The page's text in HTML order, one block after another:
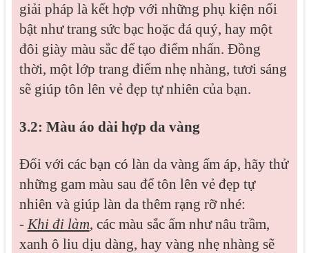
giải pháp là kết hợp với những phụ kiện nổi
bật như trang sức bạc hoặc đá quý, hay một
đôi giày màu sắc để tạo điểm nhấn. Đồng
thời, một lớp trang điểm nhẹ nhàng, tươi sáng
sẽ giúp tôn lên vẻ đẹp tự nhiên của bạn.
3.2: Màu áo dài hợp da vàng
Đối với các bạn có làn da vàng ấm áp, hãy thử
những gam màu sau để tôn lên vẻ đẹp tự
nhiên và giúp làn da thêm rạng rỡ nhé:
- Khi đi làm, các màu sắc ấm như nâu trầm,
xanh ô liu dịu dàng, hay vàng nhẹ nhàng sẽ